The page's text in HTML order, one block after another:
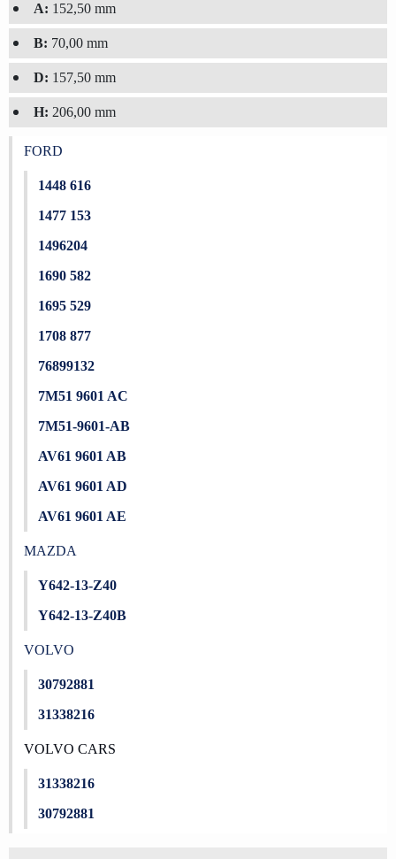
A: 152,50 mm
B: 70,00 mm
D: 157,50 mm
H: 206,00 mm
FORD
1448 616
1477 153
1496204
1690 582
1695 529
1708 877
76899132
7M51 9601 AC
7M51-9601-AB
AV61 9601 AB
AV61 9601 AD
AV61 9601 AE
MAZDA
Y642-13-Z40
Y642-13-Z40B
VOLVO
30792881
31338216
VOLVO CARS
31338216
30792881